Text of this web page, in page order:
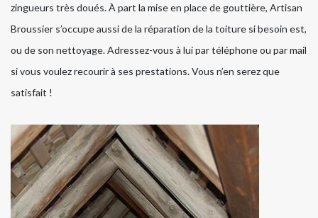
zingueurs très doués. À part la mise en place de gouttière, Artisan
Broussier s’occupe aussi de la réparation de la toiture si besoin est,
ou de son nettoyage. Adressez-vous à lui par téléphone ou par mail
si vous voulez recourir à ses prestations. Vous n’en serez que
satisfait !